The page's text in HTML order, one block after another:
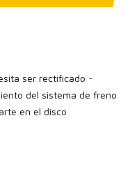
ser rectificado -
del sistema de freno
en el disco